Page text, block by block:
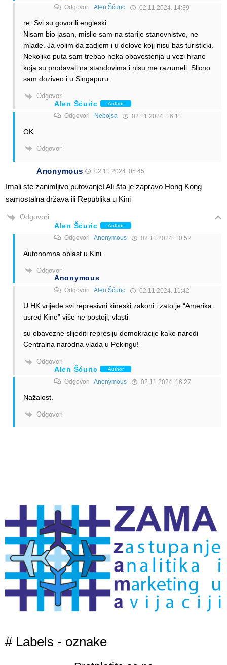
Odgovori Alen Šćuric 02.11.2024. 14:39
re: Svi su govorili engleski.
Nisam bio jasan, mislio sam na starije stanovnistvo, ne
mlade. Ja volim da zadjem i u delove koji nisu bas turisticki.
Nekoliko puta sam trebao neka obavestenja u vezi hrane
koja su prodavali na standovima i nisu me razumeli. Slicno
sam doziveo i u Singapuru.
Odgovori
Alen Šćuric Author
Odgovori Nebojsa 02.11.2024. 16:11
OK
Odgovori
Anonymous 02.11.2024. 05:45
Imali ste zanimljivo putovanje! Ali šta je zapravo Hong Kong
samostalna država ili Republika u Kini
Odgovori
Alen Šćuric
Author
Odgovori Anonymous 02.11.2024. 10:52
Autonomna oblast u Kini.
Odgovori
Anonymous
Odgovori Alen Šćuric 02.11.2024. 11:42
U HK vrijede svi represivni kineski zakoni i zato je “Amerika
usred Kine” više ne postoji, vlasti
su obavezne slijediti represiju demokracije kako naredi
Centralna narodna vlada u Pekingu!
Odgovori
Alen Šćuric Author
Odgovori Anonymous 02.11.2024. 16:27
Nažalost.
Odgovori
# Labels - oznake